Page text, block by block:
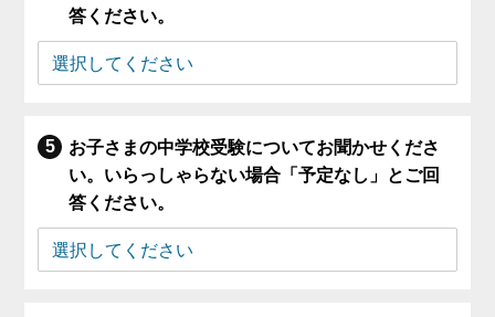
答ください。
お子さまの中学校受験についてお聞かせくださ
い。いらっしゃらない場合「予定なし」とご回
答ください。